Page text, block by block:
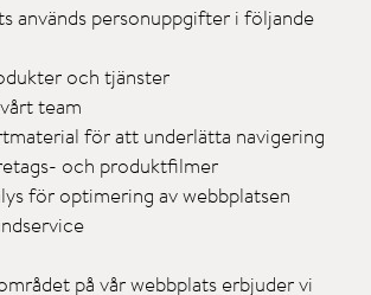
används personuppgifter i följande
och tjänster
team
för att underlätta navigering
och produktfilmer
för optimering av webbplatsen
på vår webbplats erbjuder vi